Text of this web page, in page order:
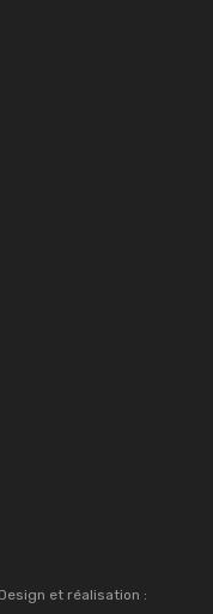
et réalisation :